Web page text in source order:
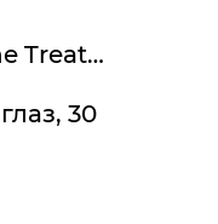
Forever Young Eye Zone Treatment
30